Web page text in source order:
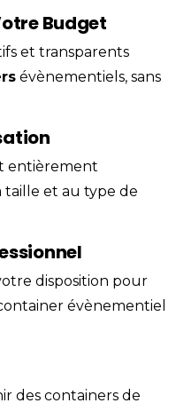
Budget
et transparents
évènementiels, sans
entièrement
taille et au type de
disposition pour
évènementiel
des containers de